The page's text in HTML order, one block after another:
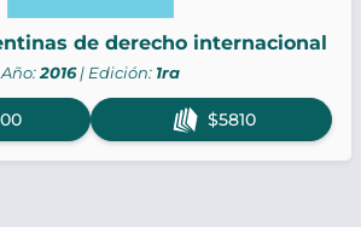
de derecho internacional
Año:2016| Edición: 1ra
$5810